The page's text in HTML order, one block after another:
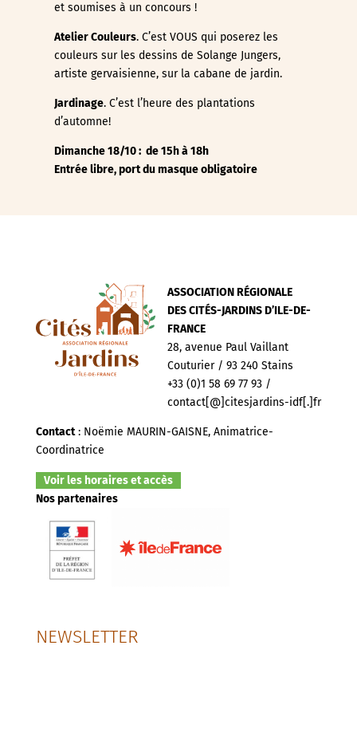
et soumises à un concours !
Atelier Couleurs. C’est VOUS qui poserez les
couleurs sur les dessins de Solange Jungers,
artiste gervaisienne, sur la cabane de jardin.
Jardinage. C’est l’heure des plantations
d’automne!
Dimanche 18/10 : de 15h à 18h
Entrée libre, port du masque obligatoire
ASSOCIATION RÉGIONALE
DES CITÉS-JARDINS D’ILE-DE-
FRANCE
28, avenue Paul Vaillant
Couturier / 93 240 Stains
+33 (0)1 58 69 77 93 /
contact[@]citesjardins-idf[.]fr
Contact: Noëmie MAURIN-GAISNE, Animatrice-
Coordinatrice
Voir les horaires et accès
Nos partenaires
NEWSLETTER